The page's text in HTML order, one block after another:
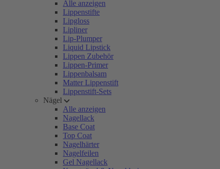
Alle anzeigen
Lippenstifte
Lipgloss
Lipliner
Lip-Plumper
Liquid Lipstick
Lippen Zubehör
Lippen-Primer
Lippenbalsam
Matter Lippenstift
Lippenstift-Sets
Nägel
Alle anzeigen
Nagellack
Base Coat
Top Coat
Nagelhärter
Nagelfeilen
Gel Nagellack